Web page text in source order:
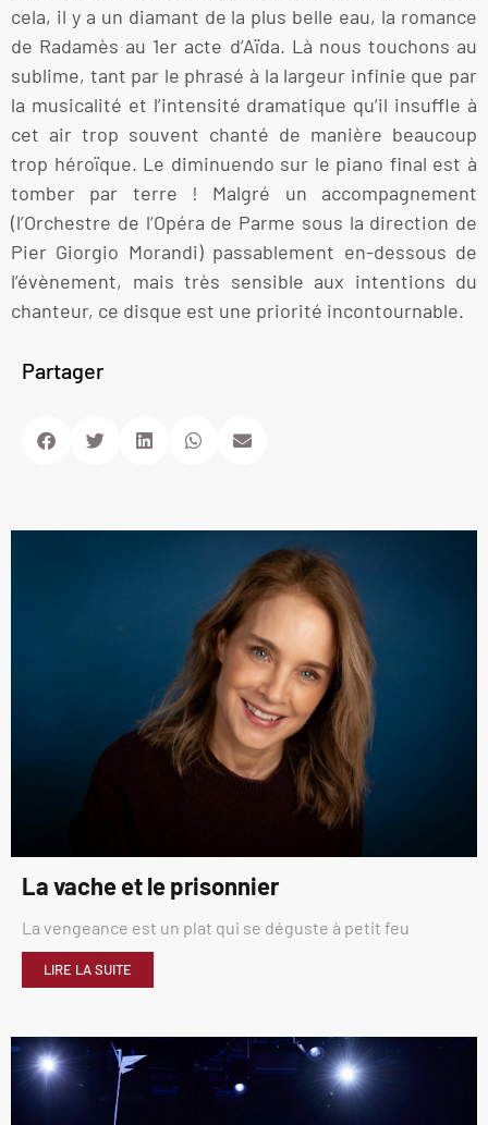
cela, il y a un diamant de la plus belle eau, la romance
de Radamès au 1er acte d’Aïda. Là nous touchons au
sublime, tant par le phrasé à la largeur infinie que par
la musicalité et l’intensité dramatique qu’il insuffle à
cet air trop souvent chanté de manière beaucoup
trop héroïque. Le diminuendo sur le piano final est à
tomber par terre ! Malgré un accompagnement
(l’Orchestre de l’Opéra de Parme sous la direction de
Pier Giorgio Morandi) passablement en-dessous de
l’évènement, mais très sensible aux intentions du
chanteur, ce disque est une priorité incontournable.
Partager
La vache et le prisonnier
La vengeance est un plat qui se déguste à petit feu
LIRE LA SUITE